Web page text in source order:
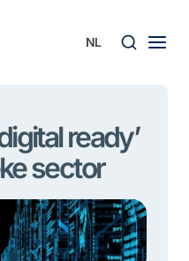
ready’
sector